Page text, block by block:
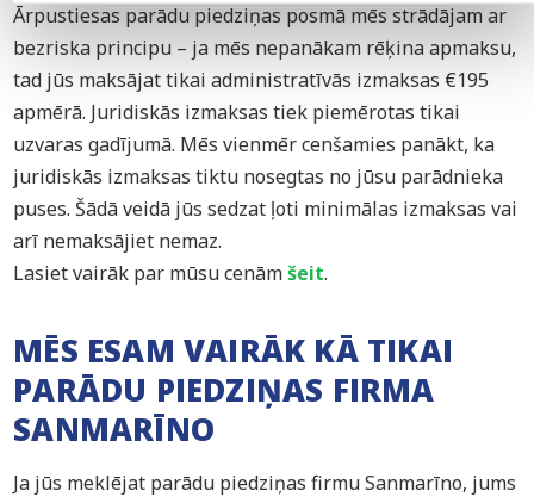
Ārpustiesas parādu piedziņas posmā mēs strādājam ar
bezriska principu – ja mēs nepanākam rēķina apmaksu,
tad jūs maksājat tikai administratīvās izmaksas €195
apmērā. Juridiskās izmaksas tiek piemērotas tikai
uzvaras gadījumā. Mēs vienmēr cenšamies panākt, ka
juridiskās izmaksas tiktu nosegtas no jūsu parādnieka
puses. Šādā veidā jūs sedzat ļoti minimālas izmaksas vai
arī nemaksājiet nemaz.
Lasiet vairāk par mūsu cenāmšeit.
MĒS ESAM VAIRĀK KĀ TIKAI
PARĀDU PIEDZIŅAS FIRMA
SANMARĪNO
Ja jūs meklējat parādu piedziņas firmu Sanmarīno, jums